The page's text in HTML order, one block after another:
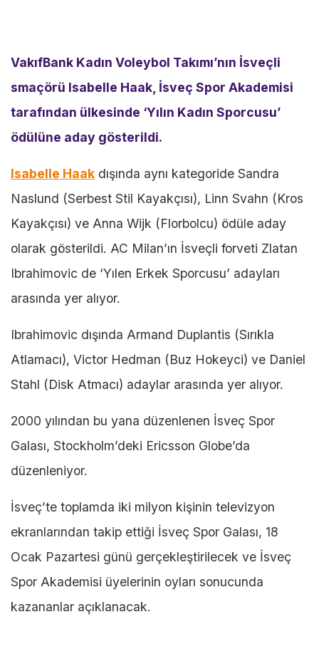
VakıfBank Kadın Voleybol Takımı’nın İsveçli
smaçörü Isabelle Haak, İsveç Spor Akademisi
tarafından ülkesinde ‘Yılın Kadın Sporcusu’
ödülüne aday gösterildi.
Isabelle Haak dışında aynı kategoride Sandra
Naslund (Serbest Stil Kayakçısı), Linn Svahn (Kros
Kayakçısı) ve Anna Wijk (Florbolcu) ödüle aday
olarak gösterildi. AC Milan’ın İsveçli forveti Zlatan
Ibrahimovic de ‘Yılen Erkek Sporcusu’ adayları
arasında yer alıyor.
Ibrahimovic dışında Armand Duplantis (Sırıkla
Atlamacı), Victor Hedman (Buz Hokeyci) ve Daniel
Stahl (Disk Atmacı) adaylar arasında yer alıyor.
2000 yılından bu yana düzenlenen İsveç Spor
Galası, Stockholm’deki Ericsson Globe’da
düzenleniyor.
İsveç’te toplamda iki milyon kişinin televizyon
ekranlarından takip ettiği İsveç Spor Galası, 18
Ocak Pazartesi günü gerçekleştirilecek ve İsveç
Spor Akademisi üyelerinin oyları sonucunda
kazananlar açıklanacak.